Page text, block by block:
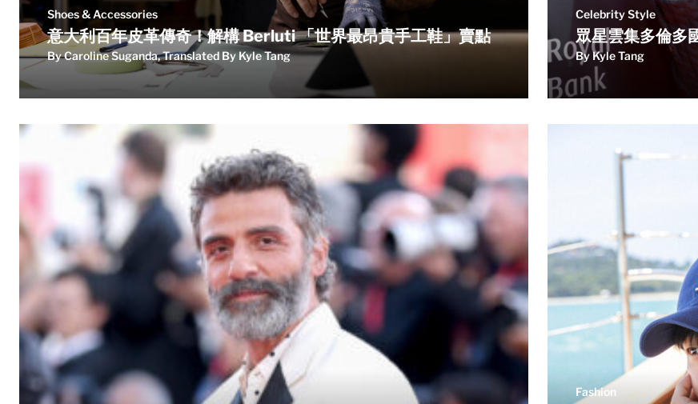
Shoes & Accessories
意大利百年皮革傳奇！解構 Berluti 「世界最昂貴手工鞋」賣點
By Caroline Suganda, Translated By Kyle Tang
Celebrity Style
眾星雲集多倫多
By Kyle Tang
Fashion